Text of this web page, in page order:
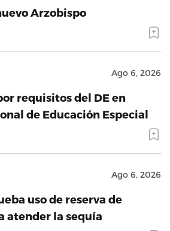
Arzobispo
Ago 6, 2026
requisitos del DE en
de Educación Especial
Ago 6, 2026
uso de reserva de
atender la sequía